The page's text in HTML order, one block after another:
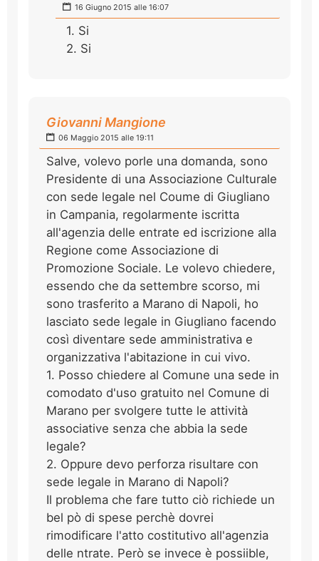
16 Giugno 2015 alle 16:07
1. Si
2. Si
Giovanni Mangione
06 Maggio 2015 alle 19:11
Salve, volevo porle una domanda, sono
Presidente di una Associazione Culturale
con sede legale nel Coume di Giugliano
in Campania, regolarmente iscritta
all'agenzia delle entrate ed iscrizione alla
Regione come Associazione di
Promozione Sociale. Le volevo chiedere,
essendo che da settembre scorso, mi
sono trasferito a Marano di Napoli, ho
lasciato sede legale in Giugliano facendo
così diventare sede amministrativa e
organizzativa l'abitazione in cui vivo.
1. Posso chiedere al Comune una sede in
comodato d'uso gratuito nel Comune di
Marano per svolgere tutte le attività
associative senza che abbia la sede
legale?
2. Oppure devo perforza risultare con
sede legale in Marano di Napoli?
Il problema che fare tutto ciò richiede un
bel pò di spese perchè dovrei
rimodificare l'atto costitutivo all'agenzia
delle ntrate. Però se invece è possiible,